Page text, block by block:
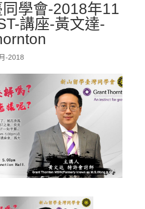
學會-2018年11
講座-黃文達-
-2018